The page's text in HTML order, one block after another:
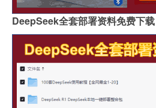
DeepSeek全套部署资料免费下载